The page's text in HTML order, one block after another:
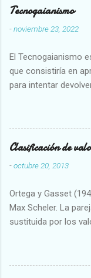
Tecnogaianismo
-noviembre 23, 2022
El Tecnogaianismo
que consistiría en
para intentar
Clasificación de
-octubre 20, 2013
Ortega y Gasset
Max Scheler. La
sustituida por los
Abundante-
Vulgar Enérgico-